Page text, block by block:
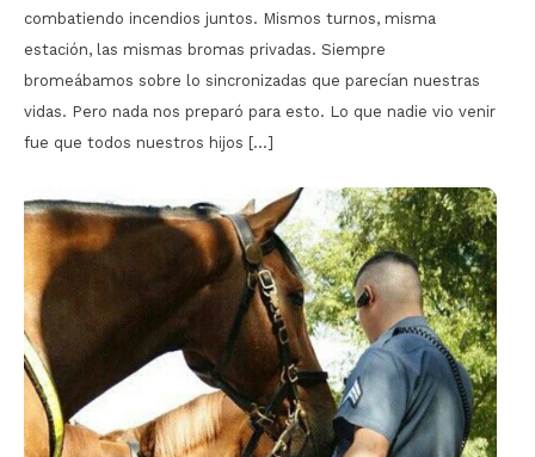
combatiendo incendios juntos. Mismos turnos, misma
estación, las mismas bromas privadas. Siempre
bromeábamos sobre lo sincronizadas que parecían nuestras
vidas. Pero nada nos preparó para esto. Lo que nadie vio venir
fue que todos nuestros hijos […]